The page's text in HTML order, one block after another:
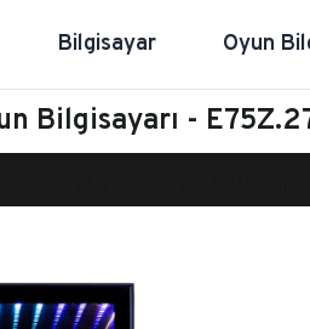
Bilgisayar Oyun
Bilgisayarı -